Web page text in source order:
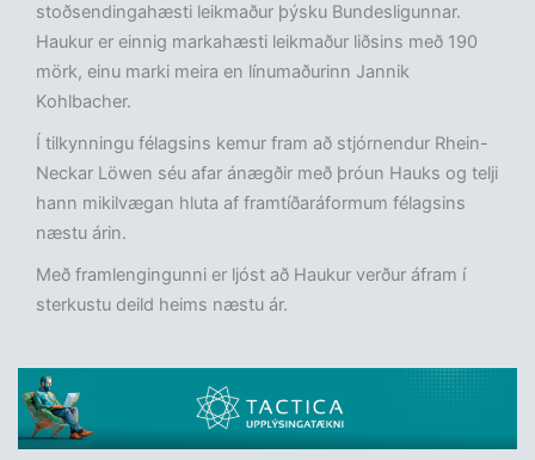
stoðsendingahæsti leikmaður þýsku Bundesligunnar.
Haukur er einnig markahæsti leikmaður liðsins með 190
mörk, einu marki meira en línumaðurinn Jannik
Kohlbacher.
Í tilkynningu félagsins kemur fram að stjórnendur Rhein-
Neckar Löwen séu afar ánægðir með þróun Hauks og telji
hann mikilvægan hluta af framtíðaráformum félagsins
næstu árin.
Með framlengingunni er ljóst að Haukur verður áfram í
sterkustu deild heims næstu ár.